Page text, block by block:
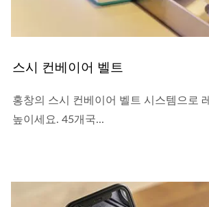
스시 컨베이어 벨트
홍창의 스시 컨베이어 벨트 시스템으로
높이세요. 45개국...